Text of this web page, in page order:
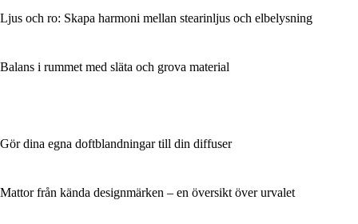
Ljus och ro: Skapa harmoni mellan stearinljus och elbelysning
Balans i rummet med släta och grova material
Gör dina egna doftblandningar till din diffuser
Mattor från kända designmärken – en översikt över urvalet